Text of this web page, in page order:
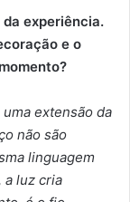
experiência.
e o
extensão da
não são
linguagem
a luz cria